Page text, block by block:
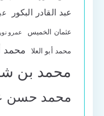
عبد القادر البكور
عثمان الخميس عمرو
محمد أبو العلا محمد
محمد بن
محمد حسن